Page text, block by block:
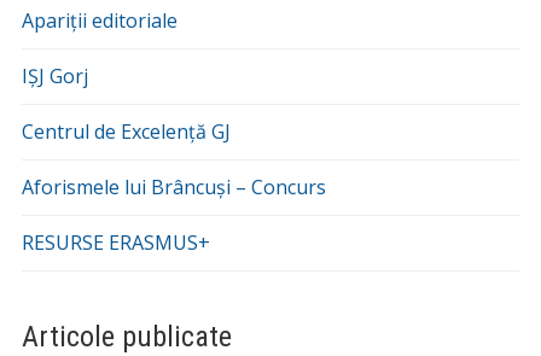
Apariții editoriale
IȘJ Gorj
Centrul de Excelență GJ
Aforismele lui Brâncuși – Concurs
RESURSE ERASMUS+
Articole publicate